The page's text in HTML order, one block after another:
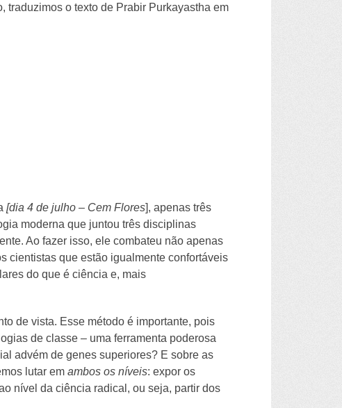
traduzimos o texto de Prabir Purkayastha em
[dia 4 de julho – Cem Flores], apenas três
moderna que juntou três disciplinas
Ao fazer isso, ele combateu não apenas
cientistas que estão igualmente confortáveis
do que é ciência e, mais
de vista. Esse método é importante, pois
de classe – uma ferramenta poderosa
advém de genes superiores? E sobre as
lutar em ambos os níveis: expor os
nível da ciência radical, ou seja, partir dos